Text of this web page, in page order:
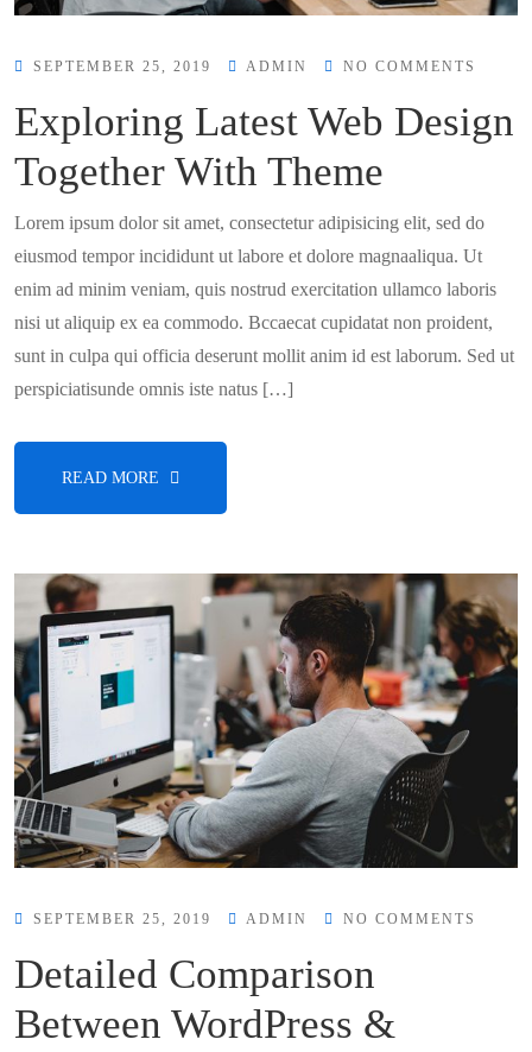
SEPTEMBER 25, 2019 ADMIN NO COMMENTS
Exploring Latest Web Design
Together With Theme
Lorem ipsum dolor sit amet, consectetur adipisicing elit, sed do
eiusmod tempor incididunt ut labore et dolore magnaaliqua. Ut
enim ad minim veniam, quis nostrud exercitation ullamco laboris
nisi ut aliquip ex ea commodo. Bccaecat cupidatat non proident,
sunt in culpa qui officia deserunt mollit anim id est laborum. Sed ut
perspiciatisunde omnis iste natus […]
READ MORE
SEPTEMBER 25, 2019 ADMIN NO COMMENTS
Detailed Comparison
Between WordPress &